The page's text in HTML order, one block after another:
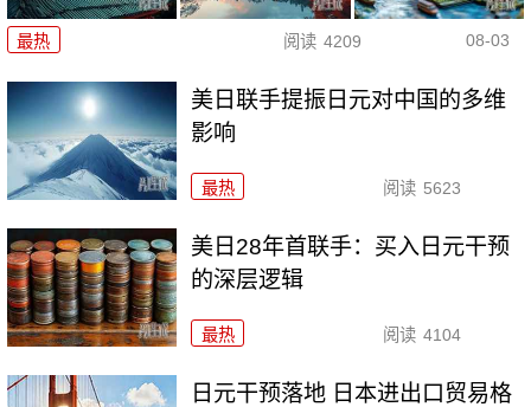
最热 阅读 4209 08-03
美日联手提振日元对中国的多维
影响
最热 阅读 5623
美日28年首联手：买入日元干预
的深层逻辑
最热 阅读 4104
日元干预落地 日本进出口贸易格